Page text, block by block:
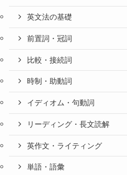
英文法の基礎
前置詞・冠詞
比較・接続詞
時制・助動詞
イディオム・句動詞
リーディング・長文読解
英作文・ライティング
単語・語彙